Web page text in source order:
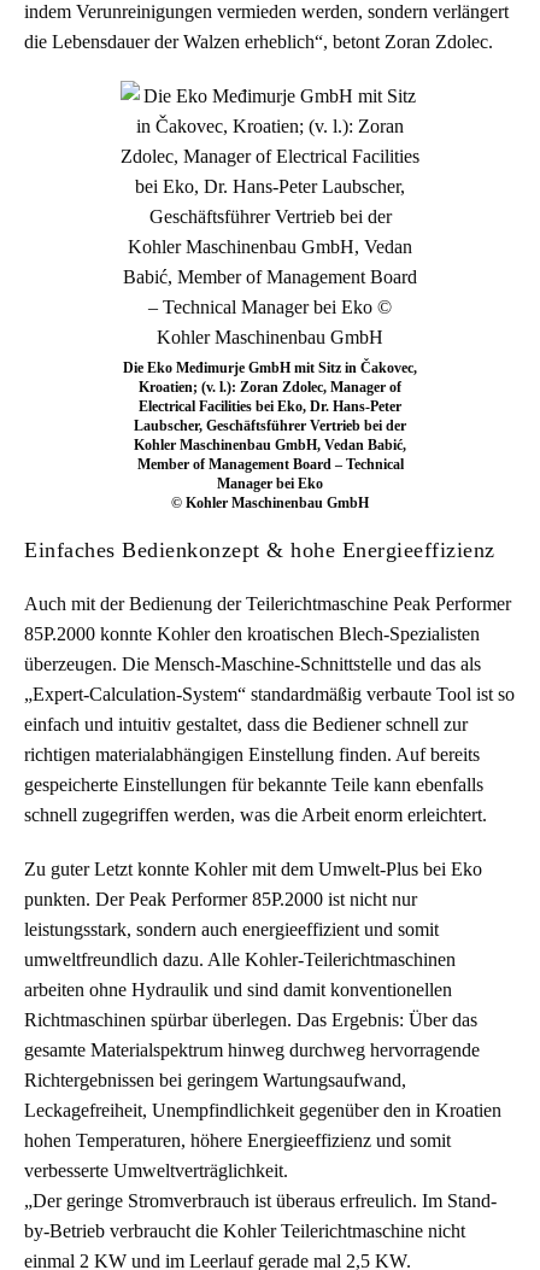
indem Verunreinigungen vermieden werden, sondern verlängert
die Lebensdauer der Walzen erheblich“, betont Zoran Zdolec.
Die Eko Međimurje GmbH mit Sitz in Čakovec,
Kroatien; (v. l.): Zoran Zdolec, Manager of
Electrical Facilities bei Eko, Dr. Hans-Peter
Laubscher, Geschäftsführer Vertrieb bei der
Kohler Maschinenbau GmbH, Vedan Babić,
Member of Management Board – Technical
Manager bei Eko
© Kohler Maschinenbau GmbH
Einfaches Bedienkonzept & hohe Energieeffizienz
Auch mit der Bedienung der Teilerichtmaschine Peak Performer
85P.2000 konnte Kohler den kroatischen Blech-Spezialisten
überzeugen. Die Mensch-Maschine-Schnittstelle und das als
„Expert-Calculation-System“ standardmäßig verbaute Tool ist so
einfach und intuitiv gestaltet, dass die Bediener schnell zur
richtigen materialabhängigen Einstellung finden. Auf bereits
gespeicherte Einstellungen für bekannte Teile kann ebenfalls
schnell zugegriffen werden, was die Arbeit enorm erleichtert.
Zu guter Letzt konnte Kohler mit dem Umwelt-Plus bei Eko
punkten. Der Peak Performer 85P.2000 ist nicht nur
leistungsstark, sondern auch energieeffizient und somit
umweltfreundlich dazu. Alle Kohler-Teilerichtmaschinen
arbeiten ohne Hydraulik und sind damit konventionellen
Richtmaschinen spürbar überlegen. Das Ergebnis: Über das
gesamte Materialspektrum hinweg durchweg hervorragende
Richtergebnissen bei geringem Wartungsaufwand,
Leckagefreiheit, Unempfindlichkeit gegenüber den in Kroatien
hohen Temperaturen, höhere Energieeffizienz und somit
verbesserte Umweltverträglichkeit.
„Der geringe Stromverbrauch ist überaus erfreulich. Im Stand-
by-Betrieb verbraucht die Kohler Teilerichtmaschine nicht
einmal 2 KW und im Leerlauf gerade mal 2,5 KW.